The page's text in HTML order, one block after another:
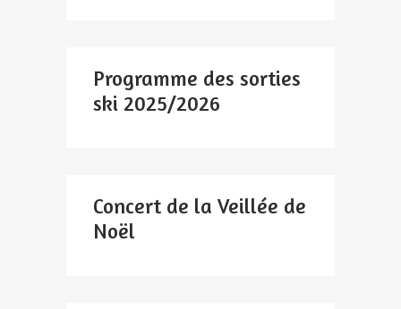
Programme des sorties
ski 2025/2026
Concert de la Veillée de
Noël